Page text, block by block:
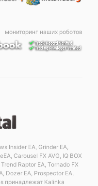
мониторинг наших роботов
Insider EA, Grinder EA,
Carousel FX AVG, IQ BOX
Raptor EA, Tornado FX
Dozer EA, Prospector EA,
принадлежат Kalinka